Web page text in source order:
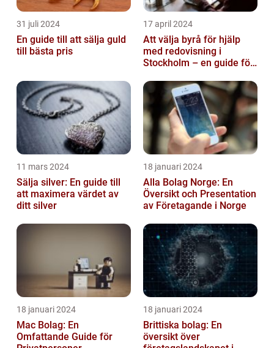
31 juli 2024
En guide till att sälja guld
till bästa pris
17 april 2024
Att välja byrå för hjälp
med redovisning i
Stockholm – en guide för
11 mars 2024
Sälja silver: En guide till
att maximera värdet av
ditt silver
18 januari 2024
Alla Bolag Norge: En
Översikt och Presentation
av Företagande i Norge
18 januari 2024
Mac Bolag: En
Omfattande Guide för
18 januari 2024
Brittiska bolag: En
översikt över